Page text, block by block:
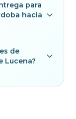
para
hacia
de
Lucena?